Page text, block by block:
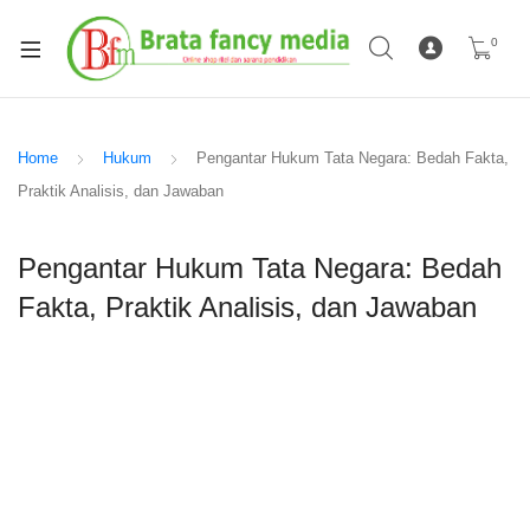
0
Home Hukum
Pengantar Hukum Tata Negara: Bedah Fakta,
Praktik Analisis, dan Jawaban
Pengantar Hukum Tata Negara: Bedah
Fakta, Praktik Analisis, dan Jawaban